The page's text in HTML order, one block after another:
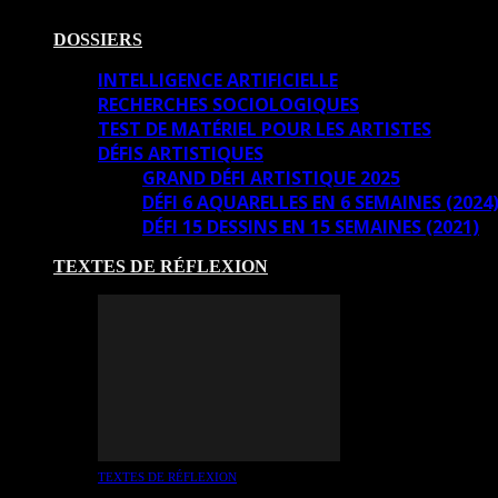
DOSSIERS
INTELLIGENCE ARTIFICIELLE
RECHERCHES SOCIOLOGIQUES
TEST DE MATÉRIEL POUR LES ARTISTES
DÉFIS ARTISTIQUES
GRAND DÉFI ARTISTIQUE 2025
DÉFI 6 AQUARELLES EN 6 SEMAINES (2024)
DÉFI 15 DESSINS EN 15 SEMAINES (2021)
TEXTES DE RÉFLEXION
TEXTES DE RÉFLEXION